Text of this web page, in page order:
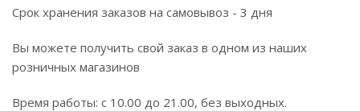
Срок хранения заказов на самовывоз - 3 дня
Вы можете получить свой заказ в одном из наших
розничных магазинов
Время работы: с 10.00 до 21.00, без выходных.